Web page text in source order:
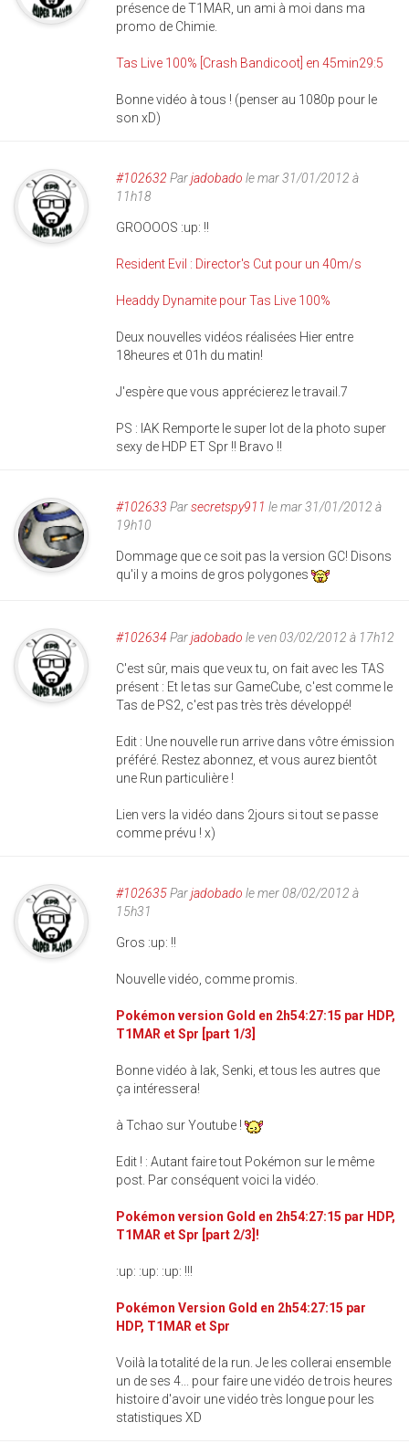
présence de T1MAR, un ami à moi dans ma
promo de Chimie.
Tas Live 100% [Crash Bandicoot] en 45min29:5
Bonne vidéo à tous ! (penser au 1080p pour le
son xD)
#102632 Parjadobado le mar 31/01/2012 à
11h18
GROOOOS :up: !!
Resident Evil : Director's Cut pour un 40m/s
Headdy Dynamite pour Tas Live 100%
Deux nouvelles vidéos réalisées Hier entre
18heures et 01h du matin!
J'espère que vous apprécierez le travail.7
PS : IAK Remporte le super lot de la photo super
sexy de HDP ET Spr !! Bravo !!
#102633 Parsecretspy911 le mar 31/01/2012 à
19h10
Dommage que ce soit pas la version GC! Disons
qu'il y a moins de gros polygones
#102634 Parjadobado le ven 03/02/2012 à 17h12
C'est sûr, mais que veux tu, on fait avec les TAS
présent : Et le tas sur GameCube, c'est comme le
Tas de PS2, c'est pas très très développé!
Edit : Une nouvelle run arrive dans vôtre émission
préféré. Restez abonnez, et vous aurez bientôt
une Run particulière !
Lien vers la vidéo dans 2jours si tout se passe
comme prévu ! x)
#102635Parjadobado le mer 08/02/2012 à
15h31
Gros :up: !!
Nouvelle vidéo, comme promis.
Pokémon version Gold en 2h54:27:15 par HDP,
T1MAR et Spr [part 1/3]
Bonne vidéo à Iak, Senki, et tous les autres que
ça intéressera!
à Tchao sur Youtube !
Edit ! : Autant faire tout Pokémon sur le même
post. Par conséquent voici la vidéo.
Pokémon version Gold en 2h54:27:15 par HDP,
T1MAR et Spr [part 2/3]!
:up: :up: :up: !!!
Pokémon Version Gold en 2h54:27:15 par
HDP, T1MAR et Spr
Voilà la totalité de la run. Je les collerai ensemble
un de ses 4... pour faire une vidéo de trois heures
histoire d'avoir une vidéo très longue pour les
statistiques XD